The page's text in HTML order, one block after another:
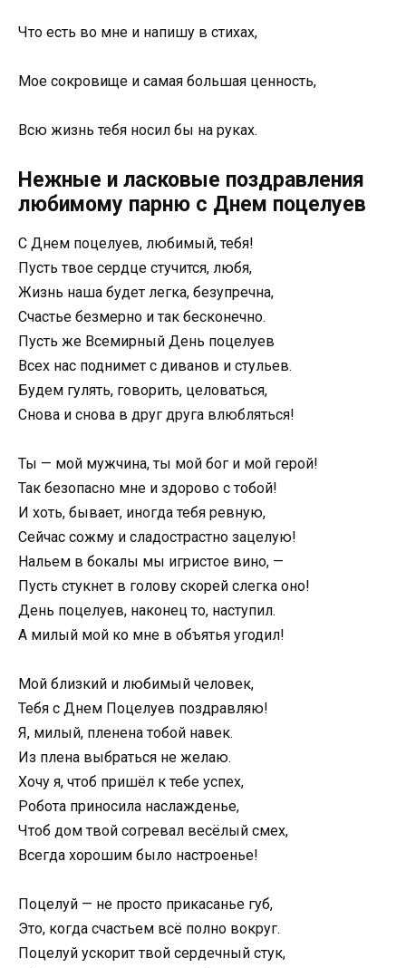
Что есть во мне и напишу в стихах,
Мое сокровище и самая большая ценность,
Всю жизнь тебя носил бы на руках.
Нежные и ласковые поздравления
любимому парню с Днем поцелуев
С Днем поцелуев, любимый, тебя!
Пусть твое сердце стучится, любя,
Жизнь наша будет легка, безупречна,
Счастье безмерно и так бесконечно.
Пусть же Всемирный День поцелуев
Всех нас поднимет с диванов и стульев.
Будем гулять, говорить, целоваться,
Снова и снова в друг друга влюбляться!
Ты — мой мужчина, ты мой бог и мой герой!
Так безопасно мне и здорово с тобой!
И хоть, бывает, иногда тебя ревную,
Сейчас сожму и сладострастно зацелую!
Нальем в бокалы мы игристое вино, —
Пусть стукнет в голову скорей слегка оно!
День поцелуев, наконец то, наступил.
А милый мой ко мне в объятья угодил!
Мой близкий и любимый человек,
Тебя с Днем Поцелуев поздравляю!
Я, милый, пленена тобой навек.
Из плена выбраться не желаю.
Хочу я, чтоб пришёл к тебе успех,
Робота приносила наслажденье,
Чтоб дом твой согревал весёлый смех,
Всегда хорошим было настроенье!
Поцелуй — не просто прикасанье губ,
Это, когда счастьем всё полно вокруг.
Поцелуй ускорит твой сердечный стук,